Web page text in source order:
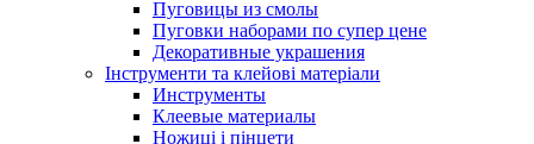
Пуговицы из смолы
Пуговки наборами по супер цене
Декоративные украшения
Інструменти та клейові матеріали
Инструменты
Клеевые материалы
Ножиці і пінцети